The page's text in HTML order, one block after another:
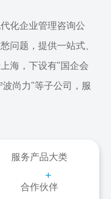
化企业管理咨询公
问题，提供一站式、
海，下设有"国企会
尚力"等子公司，服
服务产品大类
+
合作伙伴